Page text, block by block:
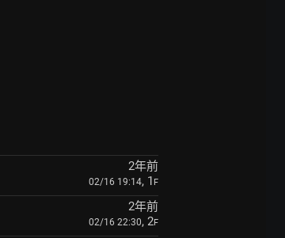
2年前
02/16 19:14, 1 F
2年前
02/16 22:30, 2F